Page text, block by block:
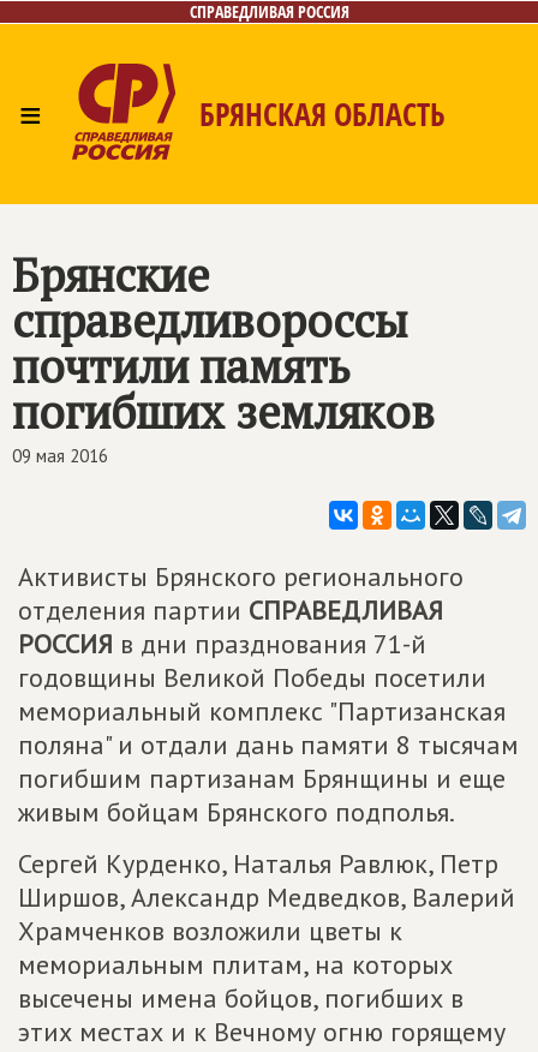
СПРАВЕДЛИВАЯ РОССИЯ
≡ БРЯНСКАЯ ОБЛАСТЬ
Брянские
справедливороссы
почтили память
погибших земляков
09 мая 2016
Активисты Брянского регионального
отделения партии СПРАВЕДЛИВАЯ
РОССИЯ в дни празднования 71-й
годовщины Великой Победы посетили
мемориальный комплекс "Партизанская
поляна" и отдали дань памяти 8 тысячам
погибшим партизанам Брянщины и еще
живым бойцам Брянского подполья.
Сергей Курденко, Наталья Равлюк, Петр
Ширшов, Александр Медведков, Валерий
Храмченков возложили цветы к
мемориальным плитам, на которых
высечены имена бойцов, погибших в
этих местах и к Вечному огню горящему